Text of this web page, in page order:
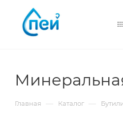
Главная — Каталог —